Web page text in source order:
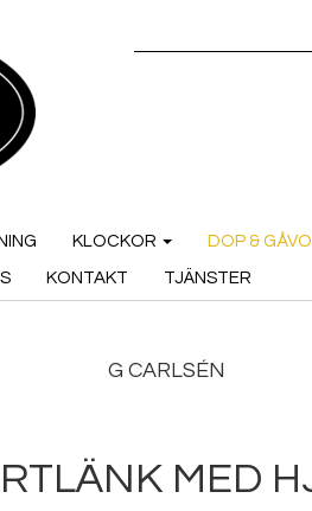
KLOCKOR DOP &
KONTAKT TJÄNSTER
G CARLSÉN
MED